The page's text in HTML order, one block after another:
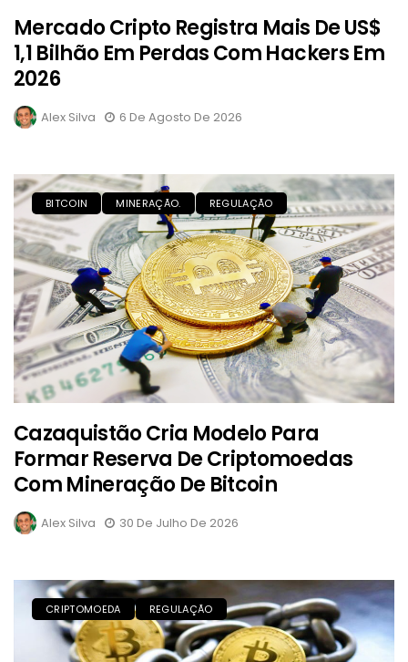
Mercado Cripto Registra Mais De US$
1,1 Bilhão Em Perdas Com Hackers Em
2026
Alex Silva 6 De Agosto De 2026
BITCOIN MINERAÇÃO. REGULAÇÃO
Cazaquistão Cria Modelo Para
Formar Reserva De Criptomoedas
Com Mineração De Bitcoin
Alex Silva 30 De Julho De 2026
CRIPTOMOEDA REGULAÇÃO